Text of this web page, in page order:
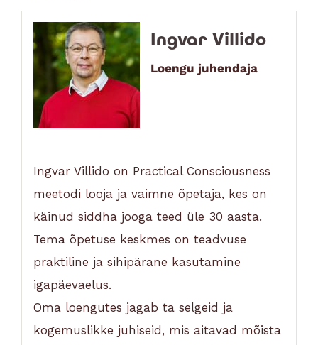
Ingvar Villido
Loengu juhendaja
Ingvar Villido on Practical Consciousness
meetodi looja ja vaimne õpetaja, kes on
käinud siddha jooga teed üle 30 aasta.
Tema õpetuse keskmes on teadvuse
praktiline ja sihipärane kasutamine
igapäevaelus.
Oma loengutes jagab ta selgeid ja
kogemuslikke juhiseid, mis aitavad mõista